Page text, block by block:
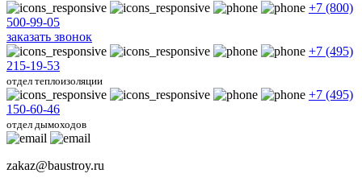
+7 (800)
500-99-05
заказать звонок
+7 (495)
215-19-53
отдел теплоизоляции
+7 (495)
150-60-46
отдел дымоходов
zakaz@baustroy.ru